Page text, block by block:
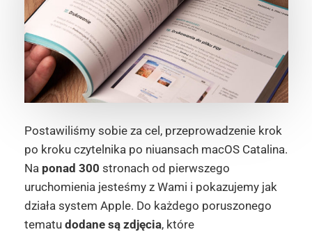
Postawiliśmy sobie za cel, przeprowadzenie krok
po kroku czytelnika po niuansach macOS Catalina.
Na ponad 300 stronach od pierwszego
uruchomienia jesteśmy z Wami i pokazujemy jak
działa system Apple. Do każdego poruszonego
tematu dodane są zdjęcia, które